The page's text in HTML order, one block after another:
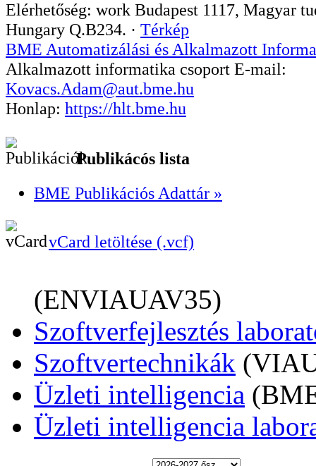
Elérhetőség: work Budapest 1117, Magyar
Hungary Q.B234. · Térkép
BME Automatizálási és Alkalmazott
Alkalmazott informatika csoport E-mail:
Kovacs.Adam@aut.bme.hu
Honlap: https://hlt.bme.hu
Publikácós lista
BME Publikációs Adattár »
vCard letöltése (.vcf)
(ENVIAUAV35)
Szoftverfejlesztés
Szoftvertechnikák
Üzleti intelligencia
Üzleti intelligencia